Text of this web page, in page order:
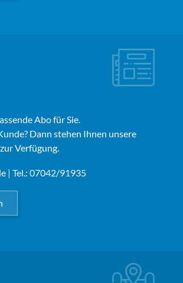
Abo für Sie.
Dann stehen Ihnen unsere
Verfügung.
| Tel.: 07042/91935